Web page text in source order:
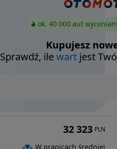
ok. 40 000 aut
Kupujesz
Sprawdź, ilewart jest
32 323 PLN
W granicach średniej